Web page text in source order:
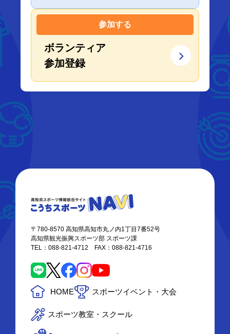
参加する
ボランティア
参加登録
〒780-8570 高知県高知市丸ノ内1丁目7番52号
高知県観光振興スポーツ部 スポーツ課
TEL：088-821-4712 FAX：088-821-4716
HOME スポーツイベント・大会
スポーツ教室・スクール